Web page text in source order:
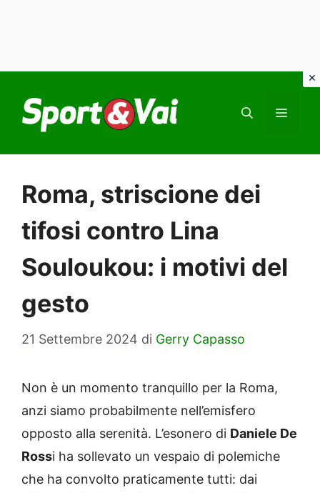
contenuto
Roma, striscione dei
tifosi contro Lina
Souloukou: i motivi del
gesto
21 Settembre 2024 di Gerry Capasso
Non è un momento tranquillo per la Roma,
anzi siamo probabilmente nell’emisfero
opposto alla serenità. L’esonero di Daniele De
Rossi ha sollevato un vespaio di polemiche
che ha convolto praticamente tutti: dai